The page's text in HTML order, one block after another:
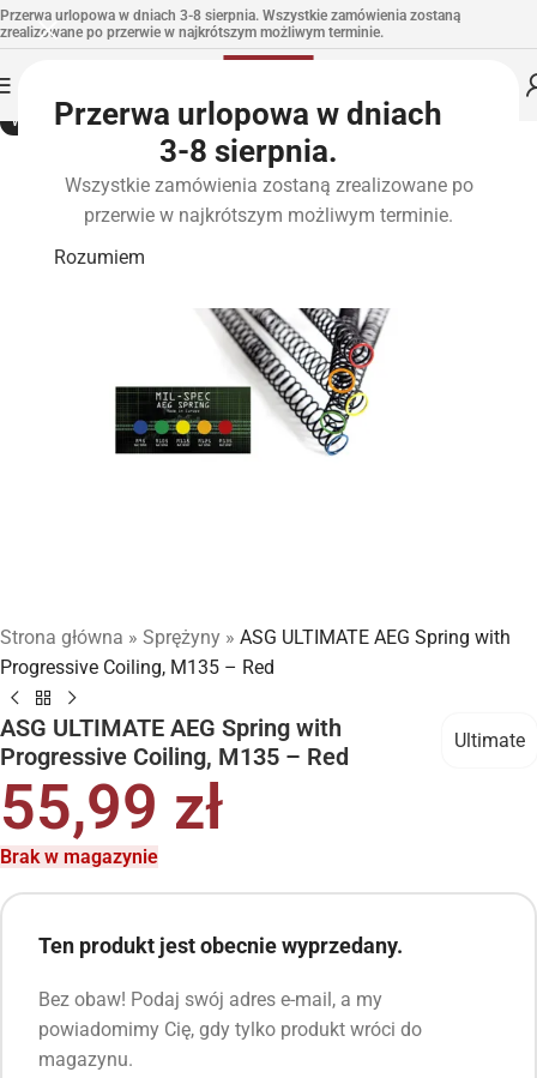
Przerwa urlopowa w dniach
3-8 sierpnia.
Wszystkie zamówienia zostaną zrealizowane po
przerwie w najkrótszym możliwym terminie.
Rozumiem
Przerwa urlopowa w dniach 3-8 sierpnia. Wszystkie zamówienia zostaną
zrealizowane po przerwie w najkrótszym możliwym terminie.
WYPRZEDANE
Strona główna » Sprężyny » ASG ULTIMATE AEG Spring with
Progressive Coiling, M135 – Red
ASG ULTIMATE AEG Spring with
Progressive Coiling, M135 – Red
Ultimate
55,99 zł
Brak w magazynie
Ten produkt jest obecnie wyprzedany.
Bez obaw! Podaj swój adres e-mail, a my
powiadomimy Cię, gdy tylko produkt wróci do
magazynu.